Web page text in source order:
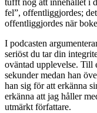
tufft nog att innehållet i
fel”, offentliggjordes;
offentliggjordes när
I podcasten
seriöst du tar din
oväntad upplevelse. Till
sekunder medan han
han sig för att erkänna
erkänna att jag håller
utmärkt författare.